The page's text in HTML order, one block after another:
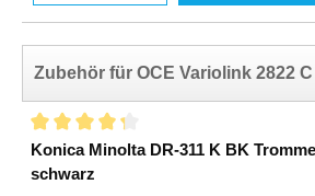
Zubehör für OCE Variolink 2822 C
Konica Minolta DR-311 K BK
schwarz